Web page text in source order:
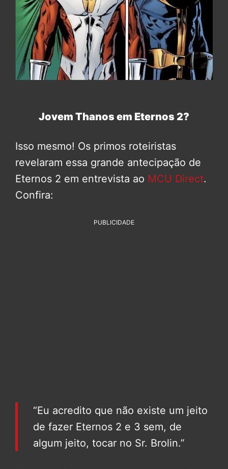
Jovem Thanos em Eternos 2?
Isso mesmo! Os primos roteiristas
revelaram essa grande antecipação de
Eternos 2 em entrevista ao MCU Direct.
Confira:
PUBLICIDADE
“Eu acredito que não existe um jeito
de fazer Eternos 2 e 3 sem, de
algum jeito, tocar no Sr. Brolin.”